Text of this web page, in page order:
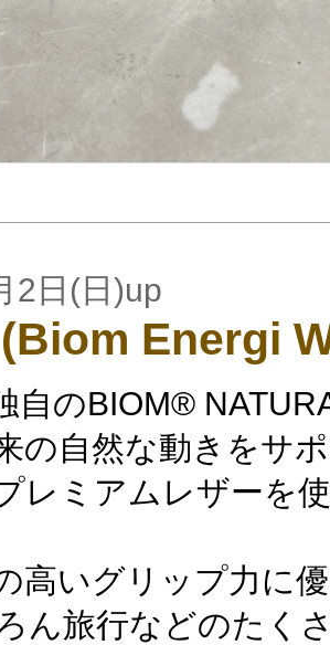
2日(日)up
Energi
自のBIOM®
の自然な動きをサ
レミアムレザーを
高いグリップ力に
ん旅行などのたく